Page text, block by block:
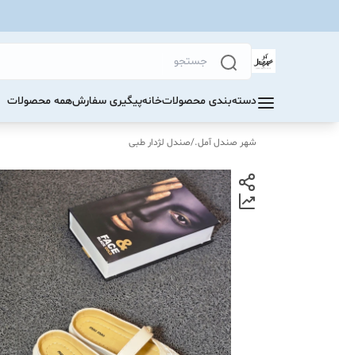
دسته‌بندی محصولاتخانهپیگیری سفارشهمه محصولات
شهر صندل آمل./صندل لژدار طبی